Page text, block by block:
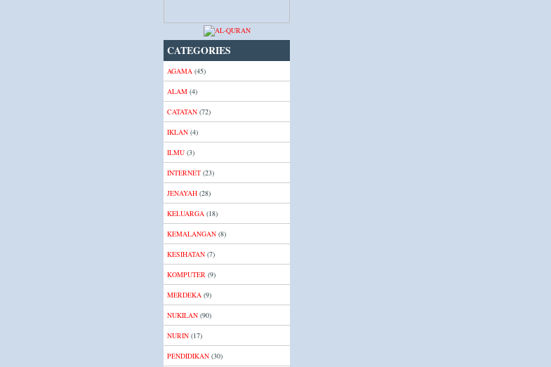
CATEGORIES
AGAMA (45)
ALAM (4)
CATATAN (72)
IKLAN (4)
ILMU (3)
INTERNET (23)
JENAYAH (28)
KELUARGA (18)
KEMALANGAN (8)
KESIHATAN (7)
KOMPUTER (9)
MERDEKA (9)
NUKILAN (90)
NURIN (17)
PENDIDIKAN (30)